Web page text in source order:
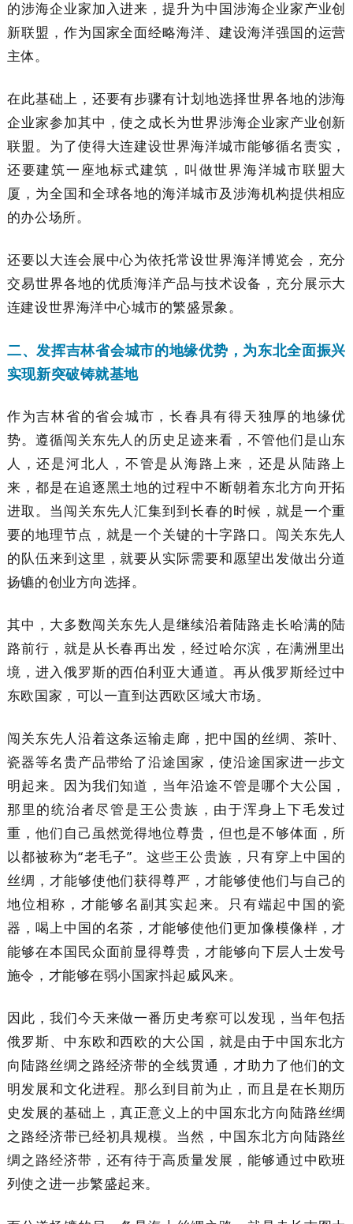
的涉海企业家加入进来，提升为中国涉海企业家产业创
新联盟，作为国家全面经略海洋、建设海洋强国的运营
主体。
在此基础上，还要有步骤有计划地选择世界各地的涉海
企业家参加其中，使之成长为世界涉海企业家产业创新
联盟。为了使得大连建设世界海洋城市能够循名责实，
还要建筑一座地标式建筑，叫做世界海洋城市联盟大
厦，为全国和全球各地的海洋城市及涉海机构提供相应
的办公场所。
还要以大连会展中心为依托常设世界海洋博览会，充分
交易世界各地的优质海洋产品与技术设备，充分展示大
连建设世界海洋中心城市的繁盛景象。
二、发挥吉林省会城市的地缘优势，为东北全面振兴
实现新突破铸就基地
作为吉林省的省会城市，长春具有得天独厚的地缘优
势。遵循闯关东先人的历史足迹来看，不管他们是山东
人，还是河北人，不管是从海路上来，还是从陆路上
来，都是在追逐黑土地的过程中不断朝着东北方向开拓
进取。当闯关东先人汇集到到长春的时候，就是一个重
要的地理节点，就是一个关键的十字路口。闯关东先人
的队伍来到这里，就要从实际需要和愿望出发做出分道
扬镳的创业方向选择。
其中，大多数闯关东先人是继续沿着陆路走长哈满的陆
路前行，就是从长春再出发，经过哈尔滨，在满洲里出
境，进入俄罗斯的西伯利亚大通道。再从俄罗斯经过中
东欧国家，可以一直到达西欧区域大市场。
闯关东先人沿着这条运输走廊，把中国的丝绸、茶叶、
瓷器等名贵产品带给了沿途国家，使沿途国家进一步文
明起来。因为我们知道，当年沿途不管是哪个大公国，
那里的统治者尽管是王公贵族，由于浑身上下毛发过
重，他们自己虽然觉得地位尊贵，但也是不够体面，所
以都被称为“老毛子”。这些王公贵族，只有穿上中国的
丝绸，才能够使他们获得尊严，才能够使他们与自己的
地位相称，才能够名副其实起来。只有端起中国的瓷
器，喝上中国的名茶，才能够使他们更加像模像样，才
能够在本国民众面前显得尊贵，才能够向下层人士发号
施令，才能够在弱小国家抖起威风来。
因此，我们今天来做一番历史考察可以发现，当年包括
俄罗斯、中东欧和西欧的大公国，就是由于中国东北方
向陆路丝绸之路经济带的全线贯通，才助力了他们的文
明发展和文化进程。那么到目前为止，而且是在长期历
史发展的基础上，真正意义上的中国东北方向陆路丝绸
之路经济带已经初具规模。当然，中国东北方向陆路丝
绸之路经济带，还有待于高质量发展，能够通过中欧班
列使之进一步繁盛起来。